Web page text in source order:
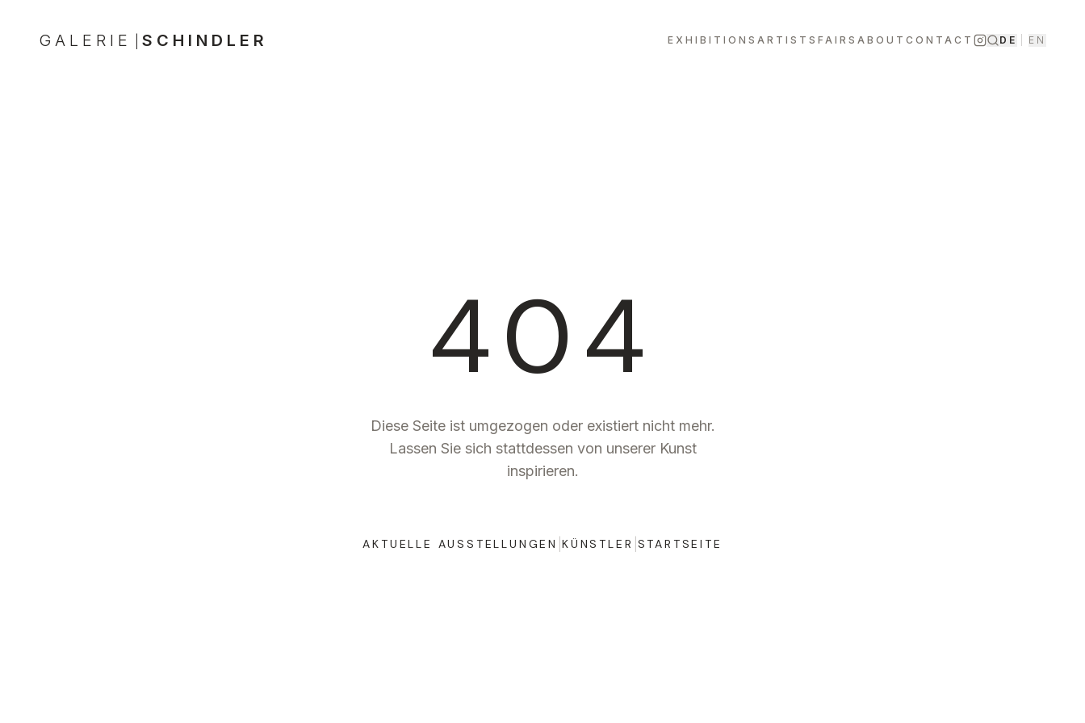
GALERIE SCHINDLER EXHIBITIONS ARTISTS FAIRS ABOUT CONTACT DE EN
404
Diese Seite ist umgezogen oder existiert nicht mehr.
Lassen Sie sich stattdessen von unserer Kunst
inspirieren.
AKTUELLE AUSSTELLUNGEN |KÜNSTLER STARTSEITE